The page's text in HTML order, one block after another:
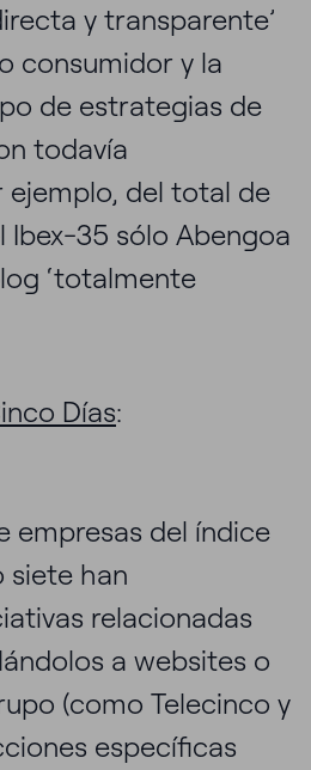
y transparente’
consumidor y la
de estrategias de
todavía
ejemplo, del total de
Ibex-35 sólo Abengoa
‘totalmente
Días:
empresas del índice
siete han
relacionadas
a websites o
(como Telecinco y
específicas